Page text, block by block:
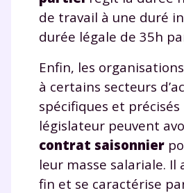
de travail à une duré
durée légale de 35h
Enfin, les
à certains secteurs
spécifiques et précisés
législateur peuvent
contrat saisonnier
leur masse salariale. Il
fin et se caractérise